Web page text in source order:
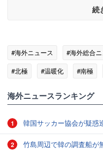
続
#海外ニュース #海外総合
#北極
#温暖化 #南極
海外ニュースランキング
1 韓国サッカー協会が疑惑
2 竹島周辺で韓の調査船が